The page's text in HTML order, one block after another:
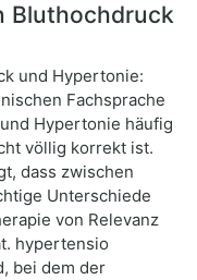
Bluthochdruck
und Hypertonie:
Fachsprache
Hypertonie häufig
völlig korrekt ist.
dass zwischen
Unterschiede
von Relevanz
hypertensio
bei dem der